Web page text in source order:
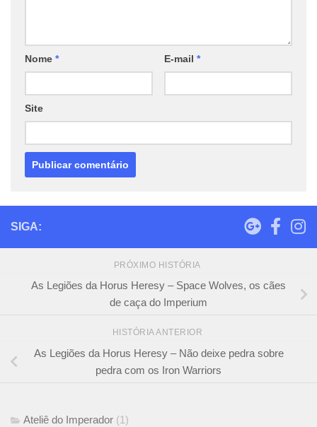
Nome * E-mail *
Site
SIGA:
PRÓXIMO HISTÓRIA
As Legiões da Horus Heresy – Space Wolves, os cães
de caça do Imperium
HISTÓRIA ANTERIOR
As Legiões da Horus Heresy – Não deixe pedra sobre
pedra com os Iron Warriors
Ateliê do Imperador (1)